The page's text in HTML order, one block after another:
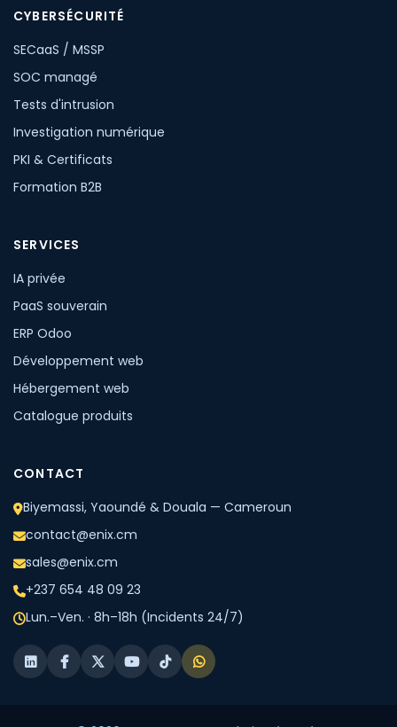
CYBERSÉCURITÉ
SECaaS / MSSP
SOC managé
Tests d'intrusion
Investigation numérique
PKI & Certificats
Formation B2B
SERVICES
IA privée
PaaS souverain
ERP Odoo
Développement web
Hébergement web
Catalogue produits
CONTACT
Biyemassi, Yaoundé & Douala — Cameroun
contact@enix.cm
sales@enix.cm
+237 654 48 09 23
Lun.–Ven. · 8h–18h (Incidents 24/7)